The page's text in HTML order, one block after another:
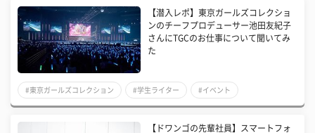
【潜入レポ】東京ガールズコレクショ
ンのチーフプロデューサー池田友紀子
さんにTGCのお仕事について聞いてみ
た
#東京ガールズコレクション #学生ライター #イベント
【ドワンゴの先輩社員】スマートフォ